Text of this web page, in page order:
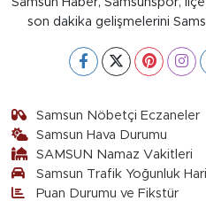
son dakika gelişmelerini
Samsun Nöbetçi Eczaneler
Samsun Hava Durumu
SAMSUN Namaz Vakitleri
Samsun Trafik Yoğunluk
Puan Durumu ve Fikstür